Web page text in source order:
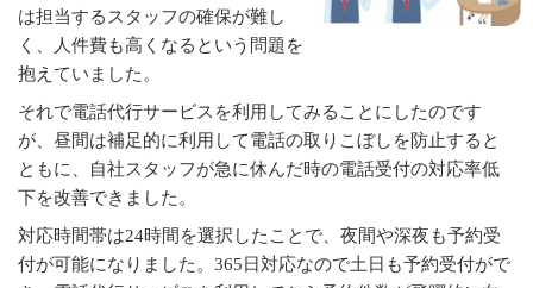
は担当するスタッフの確保が難し
く、人件費も高くなるという問題を
抱えていました。
それで電話代行サービスを利用してみることにしたのです
が、昼間は補足的に利用して電話の取りこぼしを防止すると
ともに、自社スタッフが急に休んだ時の電話受付の対応率低
下を改善できました。
対応時間帯は24時間を選択したことで、夜間や深夜も予約受
付が可能になりました。365日対応なので土日も予約受付がで